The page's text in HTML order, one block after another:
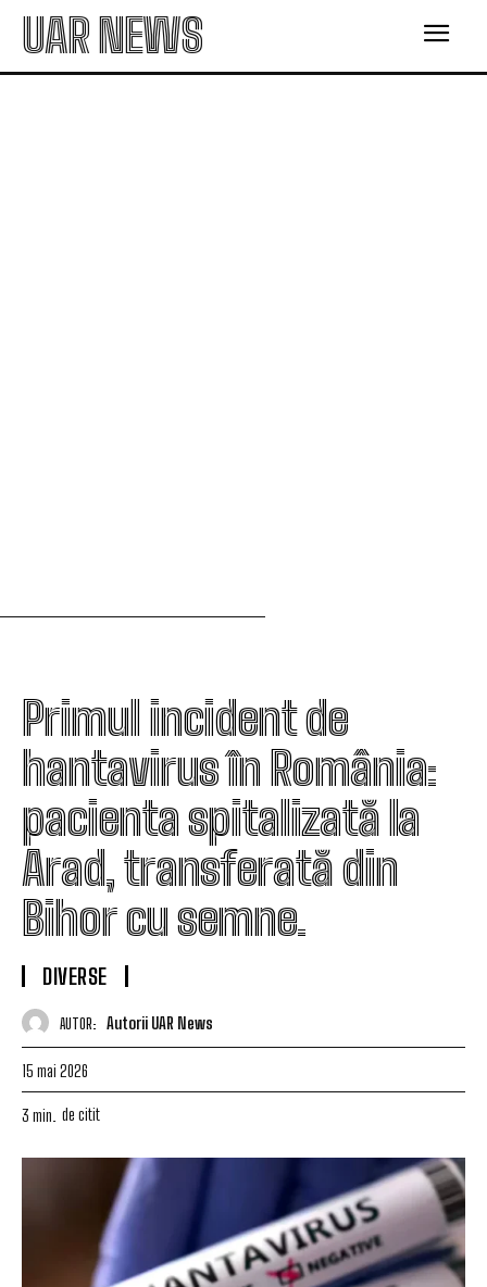
UAR NEWS
Primul incident de
hantavirus în România:
pacienta spitalizată la
Arad, transferată din
Bihor cu semne.
DIVERSE
AUTOR: Autorii UAR News
15 mai 2026
3 min. de citit